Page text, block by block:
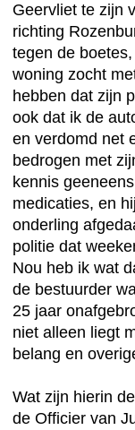
Geervliet te zijn
richting
tegen de
woning zocht
hebben dat zijn
ook dat ik de
en verdomd net
bedrogen met
kennis
medicaties, en
onderling
politie dat
Nou heb ik wat
de bestuurder
25 jaar
niet alleen liegt
belang en
Wat zijn hierin
de Officier van